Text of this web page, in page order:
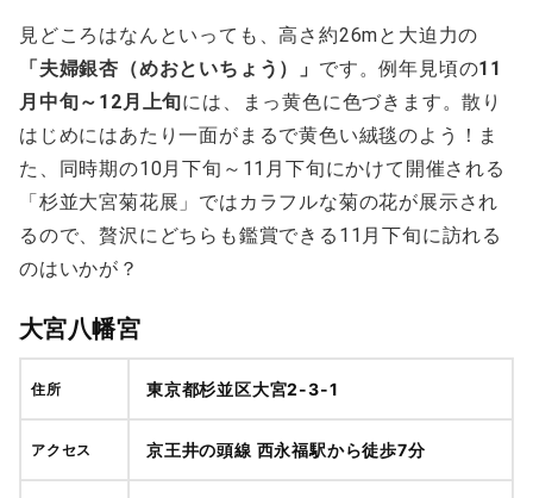
見どころはなんといっても、高さ約26mと大迫力の
「夫婦銀杏（めおといちょう）」 です。例年見頃の11
月中旬～12月上旬には、まっ黄色に色づきます。散り
はじめにはあたり一面がまるで黄色い絨毯のよう！ま
た、同時期の10月下旬～11月下旬にかけて開催される
「杉並大宮菊花展」ではカラフルな菊の花が展示され
るので、贅沢にどちらも鑑賞できる11月下旬に訪れる
のはいかが？
大宮八幡宮
住所 東京都杉並区大宮2-3-1
アクセス 京王井の頭線 西永福駅から徒歩7分